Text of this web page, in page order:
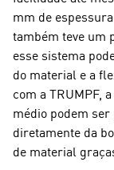
mm de
também teve um
esse sistema
do material e a
com a TRUMPF,
médio podem
diretamente da
de material